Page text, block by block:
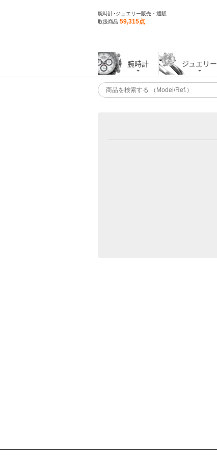
腕時計･ジュエリー販売・通販
取扱商品 59,315点
腕時計 ジュエリー